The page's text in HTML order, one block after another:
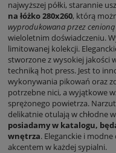
najwyższej półki, starannie
na łóżko 280x260, którą
wyprodukowana przez
wieloletnim doświadczeniu.
limitowanej kolekcji.
stworzone z wysokiej jakości
techniką hot press. Jest to
wykonywania pikowań oraz
potrzebne nici, a wyjątkowe
sprężonego powietrza.
delikatnie otulają w chłodne
posiadamy w katalogu,
wnętrza. Eleganckie i
akcentem w każdej sypialni.